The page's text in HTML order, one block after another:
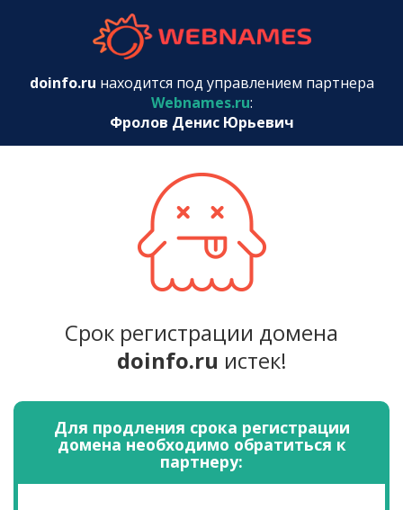
doinfo.ru находится под управлением партнера
Webnames.ru:
Фролов Денис Юрьевич
Срок регистрации домена
doinfo.ru истек!
Для продления срока регистрации
домена необходимо обратиться к
партнеру: